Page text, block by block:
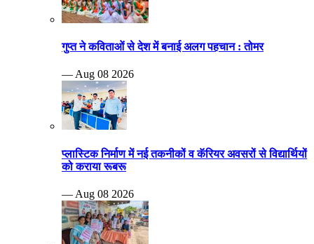
गुप्त ने कविताओं से देश में बनाई अलग पहचान : तोमर
— Aug 08 2026
प्लास्टिक निर्माण में नई तकनीकों व कॅरियर अवसरों से विद्यार्थियों
को कराया रूबरू
— Aug 08 2026